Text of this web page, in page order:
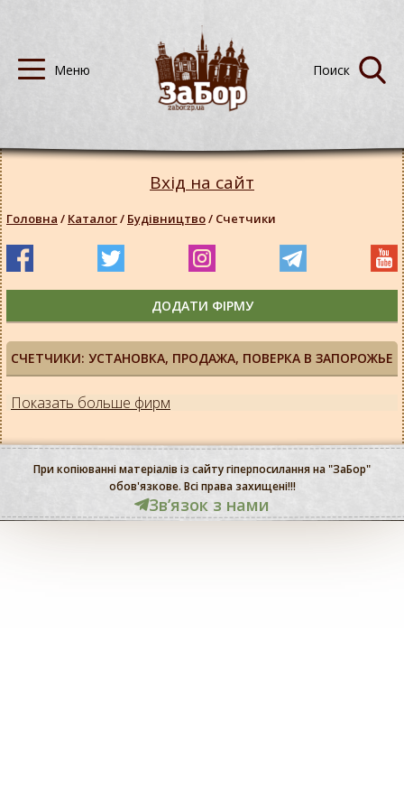
СЧЕТЧИКИ: УСТАНОВКА, ПРОДАЖА, ПОВЕРКА В ЗАПОРОЖЬЕ
Показать больше фирм
Вхід на сайт
Головна / Каталог/ Будівництво/ Счетчики
ДОДАТИ ФІРМУ
При копіюванні матеріалів із сайту гіперпосилання на "ЗаБор"
обов'язкове. Всі права захищені!!!
Звʼязок з нами